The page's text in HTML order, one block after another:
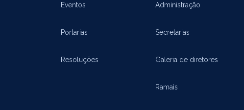
Eventos
Portarias
Resoluções
Administração
Secretarias
Galeria de diretores
Ramais